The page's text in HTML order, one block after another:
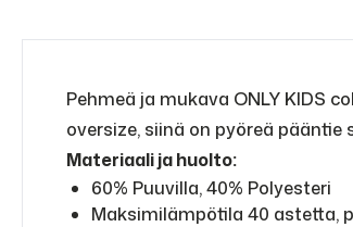
Pehmeä ja mukava ONLY KIDS
oversize, siinä on pyöreä
Materiaali ja huolto:
60% Puuvilla, 40% Polyesteri
Maksimilämpötila 40 astetta,